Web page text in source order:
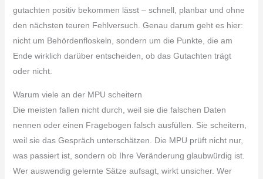
gutachten positiv bekommen lässt – schnell, planbar und ohne
den nächsten teuren Fehlversuch. Genau darum geht es hier:
nicht um Behördenfloskeln, sondern um die Punkte, die am
Ende wirklich darüber entscheiden, ob das Gutachten trägt
oder nicht.
Warum viele an der MPU scheitern
Die meisten fallen nicht durch, weil sie die falschen Daten
nennen oder einen Fragebogen falsch ausfüllen. Sie scheitern,
weil sie das Gespräch unterschätzen. Die MPU prüft nicht nur,
was passiert ist, sondern ob Ihre Veränderung glaubwürdig ist.
Wer auswendig gelernte Sätze aufsagt, wirkt unsicher. Wer